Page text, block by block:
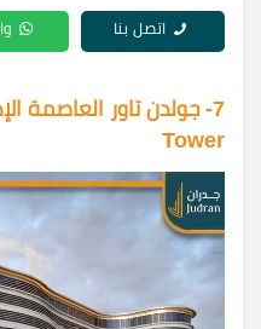
اتصل بنا
Tower